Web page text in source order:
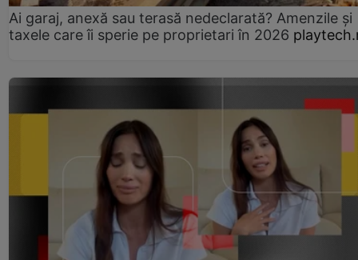
Ai garaj, anexă sau terasă nedeclarată? Amenzile și
taxele care îi sperie pe proprietari în 2026